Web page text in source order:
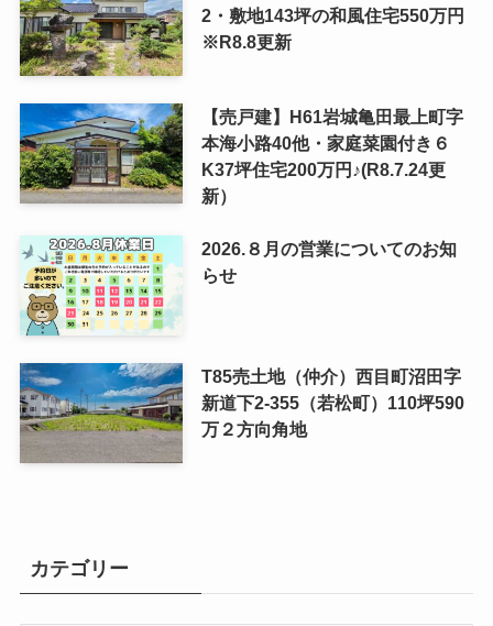
2・敷地143坪の和風住宅550万円
※R8.8更新
【売戸建】H61岩城亀田最上町字
本海小路40他・家庭菜園付き６
K37坪住宅200万円♪(R8.7.24更
新）
2026.８月の営業についてのお知
らせ
T85売土地（仲介）西目町沼田字
新道下2-355（若松町）110坪590
万２方向角地
カテゴリー